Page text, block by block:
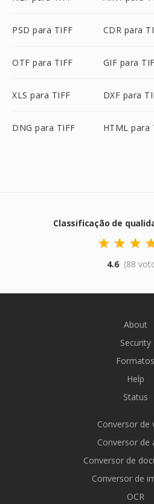
PSD para TIFF CDR para
OTF para TIFF GIF para
XLS para TIFF DXF para
DNG para TIFF HTML para
Classificação de
4.6 (88
About
Security
Formatos
Help
Status
Conversor de
Conversor de
Conversor de
Conversor de
OCR